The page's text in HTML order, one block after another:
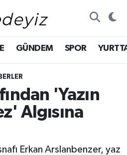
GÜNDEM SPOR
'Yazın
Algısına
Erkan Arslanbenzer, yaz
Haritası
ve Fikstür